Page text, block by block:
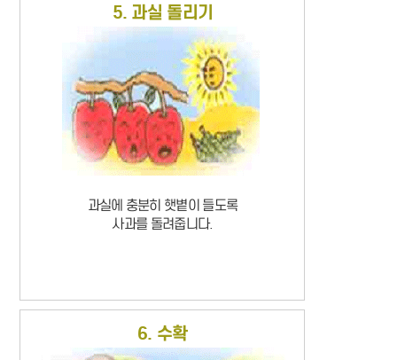
5. 과실 돌리기
과실에 충분히 햇볕이 들도록
사과를 돌려줍니다.
6. 수확